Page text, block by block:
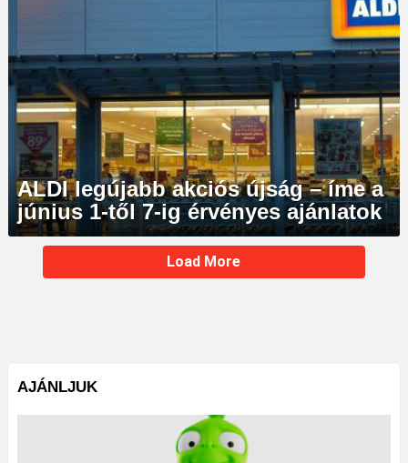
ALDI legújabb akciós újság – íme a
június 1-től 7-ig érvényes ajánlatok
MORE
STORIES
Load More
AJÁNLJUK